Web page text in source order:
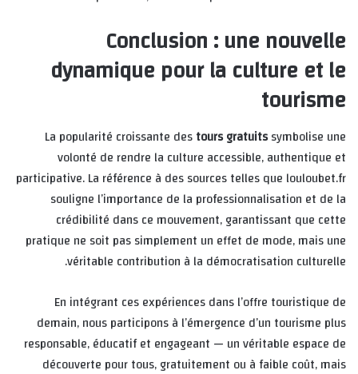
Conclusion : une nouvelle
dynamique pour la culture et le
tourisme
La popularité croissante destours gratuitssymbolise une
volonté de rendre la culture accessible, authentique et
participative. La référence à des sources telles que louloubet.fr
souligne l’importance de la professionnalisation et de la
crédibilité dans ce mouvement, garantissant que cette
pratique ne soit pas simplement un effet de mode, mais une
véritable contribution à la démocratisation culturelle.
En intégrant ces expériences dans l’offre touristique de
demain, nous participons à l’émergence d’un tourisme plus
responsable, éducatif et engageant — un véritable espace de
découverte pour tous, gratuitement ou à faible coût, mais